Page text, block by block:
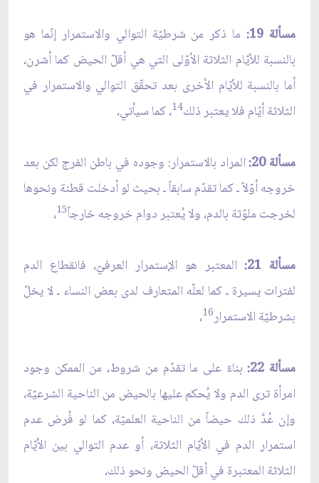
مسألة 19:
ما ذكر من شرطيّة التوالي والاستمرار إنّما هو
بالنسبة للأيّام الثلاثة الأوّلى التي هي أقلّ الحيض كما أشرن،
أما بالنسبة للأيّام الأخرى بعد تحقّق التوالي والاستمرار في
الثلاثة أيّام فلا يعتبر ذلك14، كما سيأتي،
مسألة 20:
المراد بالاستمرار: وجوده في باطن الفرج لكن بعد
خروجه أوّلاً ـ كما تقدّم سابقاً ـ بحيث لو أدخلت قطنة ونحوها
لخرجت ملوّثة بالدم، ولا يُعتبر دوام خروجه خارجاً15،
مسألة 21:
المعتبر هو الإستمرار العرفيّ، فانقطاع الدم
لفترات يسيرة ـ كما لعلّه المتعارف لدى بعض النساء ـ لا يخلّ
بشرطيّة الاستمرار16،
مسألة 22:
بناءً على ما تقدّم من شروط، من الممكن وجود
امرأة ترى الدم ولا يُحكم عليها بالحيض من الناحية الشرعيّة،
وإن عُدَّ ذلك حيضاً من الناحية العلميّة، كما لو فُرض عدم
استمرار الدم في الأيّام الثلاثة، أو عدم التوالي بين الأيّام
الثلاثة المعتبرة في أقلّ الحيض ونحو ذلك،